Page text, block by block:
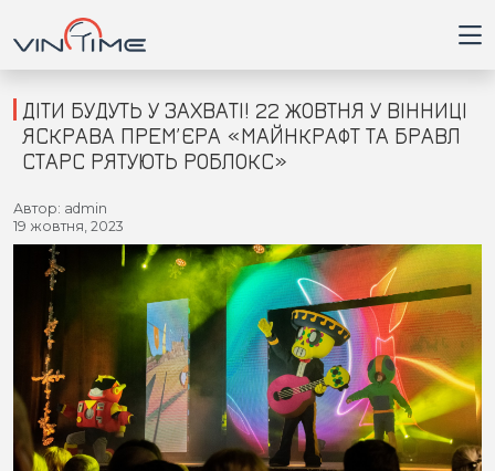
Головна
Війна
Новини
Кримінал
Здоров'я
Приватна думка
ДІТИ БУДУТЬ У ЗАХВАТІ! 22 ЖОВТНЯ У ВІННИЦІ
ЯСКРАВА ПРЕМ’ЄРА «МАЙНКРАФТ ТА БРАВЛ
СТАРС РЯТУЮТЬ РОБЛОКС»
Автор: admin
19 жовтня, 2023